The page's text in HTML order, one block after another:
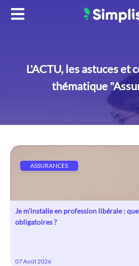
Aller
L'ACTU, les astuces et
thématique
ASSURANCES
Je m’installe en profession libérale :
obligatoires ?
07 Août 2026